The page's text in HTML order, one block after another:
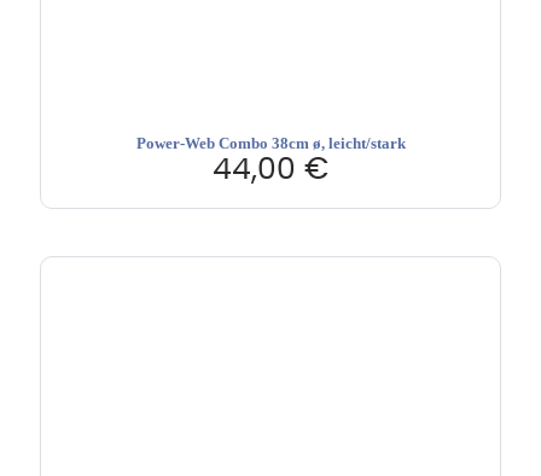
Power-Web Combo 38cm ø, leicht/stark
44,00 €